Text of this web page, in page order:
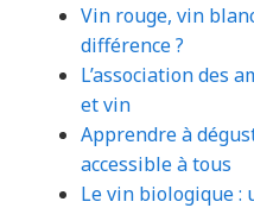
Vin rouge, vin
différence ?
L’association des
et vin
Apprendre à
accessible à tous
Le vin biologique